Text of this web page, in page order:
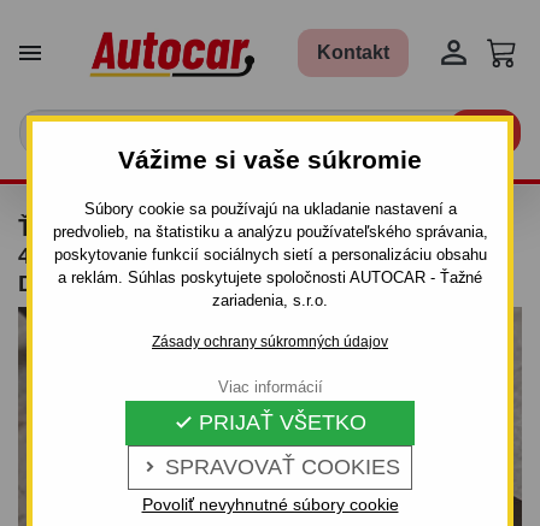
Vážime si vaše súkromie
Súbory cookie sa používajú na ukladanie nastavení a
predvolieb, na štatistiku a analýzu používateľského správania,
poskytovanie funkcií sociálnych sietí a personalizáciu obsahu
a reklám. Súhlas poskytujete spoločnosti AUTOCAR - Ťažné
zariadenia, s.r.o.
Zásady ochrany súkromných údajov
 SPRAVOVAŤ COOKIES
 PRIJAŤ VŠETKO
Povoliť nevyhnutné súbory cookie
Viac informácií
 Kontakt 
ŤAŽNÉ ZARIADENIE PRE CITROEN C 5 -
4/5DV. - SKRUTKOVÝ SYSTÉM - OD 2004/10
DO 2008